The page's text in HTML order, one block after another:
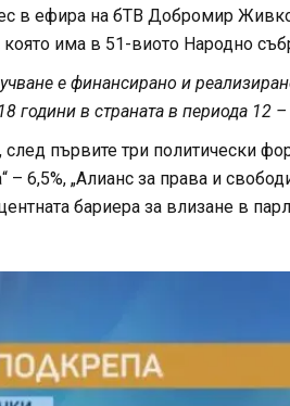
в ефира на бТВ Добромир
която има в 51-виото Народно
е финансирано и
години в страната в периода 12
първите три политически
6,5%, „Алианс за права и
бариера за влизане в